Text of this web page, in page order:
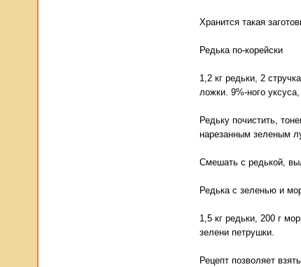
Хранится такая
Редька по-корейски
1,2 кг редьки, 2
ложки. 9%-ного
Редьку почистить,
нарезанным зеленым
Смешать с редькой,
Редька с зеленью и
1,5 кг редьки, 200 г
зелени петрушки.
Рецепт позволяет